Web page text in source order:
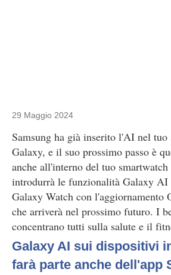
29 Maggio 2024
Samsung ha già inserito l'AI nel tuo
Galaxy, e il suo prossimo passo è
anche all'interno del tuo
introdurrà le funzionalità Galaxy AI
Galaxy Watch con l'aggiornamento
che arriverà nel prossimo futuro. I
concentrano tutti sulla salute e il
Galaxy AI sui dispositivi
farà parte anche dell'app